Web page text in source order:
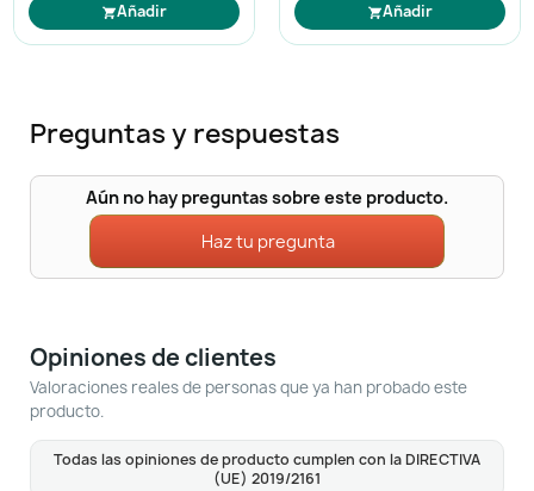
Añadir Añadir
Preguntas y respuestas
Aún no hay preguntas sobre este producto.
Haz tu pregunta
Opiniones de clientes
Valoraciones reales de personas que ya han probado este
producto.
Todas las opiniones de producto cumplen con la DIRECTIVA
(UE) 2019/2161